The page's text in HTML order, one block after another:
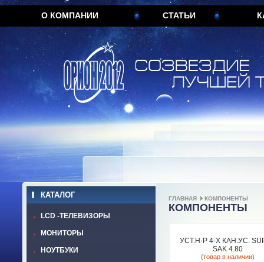
О КОМПАНИИ СТАТЬИ
КАТАЛОГ
LCD -ТЕЛЕВИЗОРЫ
МОНИТОРЫ
НОУТБУКИ
ГЛАВНАЯ КОМПОНЕНТЫ
КОМПОНЕНТЫ
УСТ.Н-Р 4-Х КАН.УС.
SAK 4.80
(товар в наличии)